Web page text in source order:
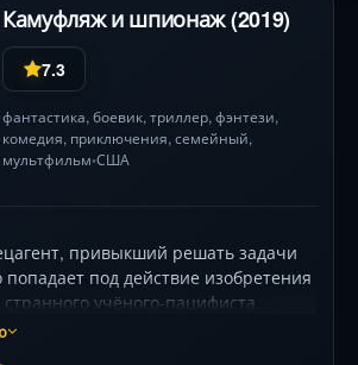
Камуфляж и шпионаж (2019)
7.3
фантастика, боевик, триллер, фэнтези,
комедия, приключения, семейный,
мультфильм•США
привыкший решать задачи
под действие изобретения
учёного-пацифиста.
он замаскирован под самого